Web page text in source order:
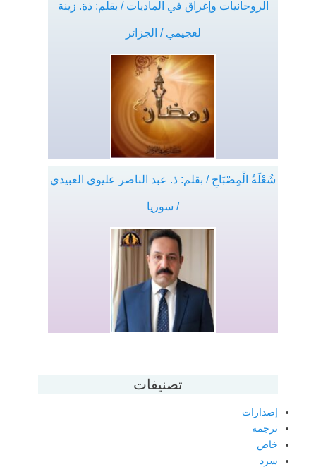
الروحانيات وإغراق في الماديات / بقلم: ذة. زينة
لعجيمي / الجزائر
شُعْلَةُ الْمِصْبَاحِ / بقلم: ذ. عبد الناصر عليوي العبيدي
/ سوريا
تصنيفات
إصدارات
ترجمة
خاص
سرد